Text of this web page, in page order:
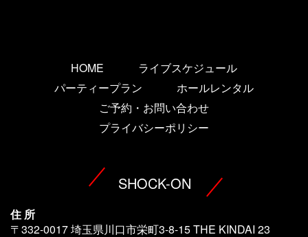
HOME
ライブスケジュール
パーティープラン
ホールレンタル
ご予約・お問い合わせ
プライバシーポリシー
SHOCK-ON
住 所
〒332-0017 埼玉県川口市栄町3-8-15 THE KINDAI 23